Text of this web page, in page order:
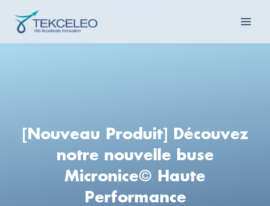
contenu
[Nouveau Produit] Découvez
notre nouvelle buse
Micronice© Haute
Performance